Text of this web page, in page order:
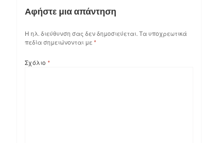
Αφήστε μια απάντηση
Η ηλ. διεύθυνση σας δεν δημοσιεύεται. Τα υποχρεωτικά
πεδία σημειώνονται με *
Σχόλιο *